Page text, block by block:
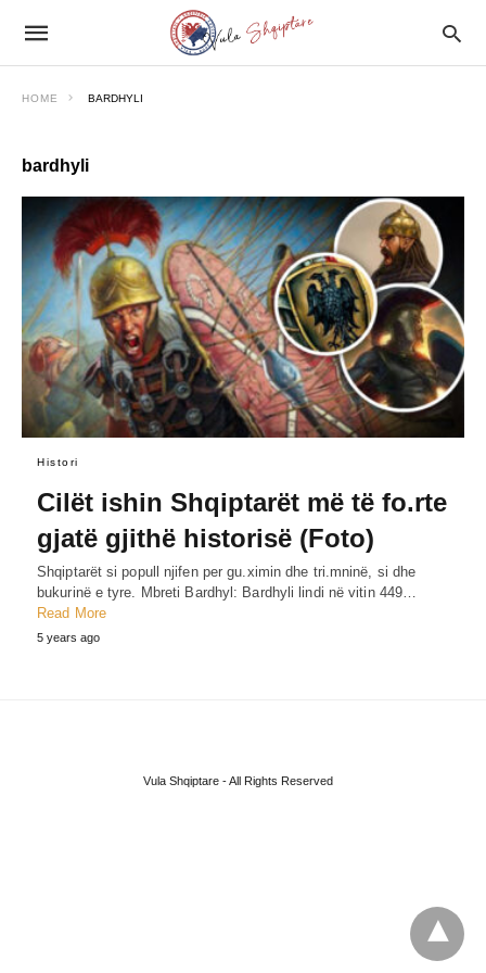
HOME BARDHYLI
bardhyli
Histori
Cilët ishin Shqiptarët më të fo.rte
gjatë gjithë historisë (Foto)
Shqiptarët si popull njifen per gu.ximin dhe tri.mninë, si dhe
bukurinë e tyre. Mbreti Bardhyl: Bardhyli lindi në vitin 449…
Read More
5 years ago
Vula Shqiptare - All Rights Reserved